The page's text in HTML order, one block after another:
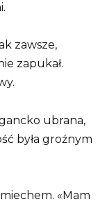
zawsze,
zapukał.
ubrana,
była groźnym
«Mam